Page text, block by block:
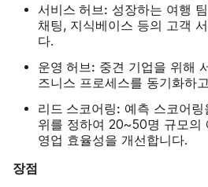
서비스 허브: 성장하는 여행
채팅, 지식베이스 등의 고객
다.
운영 허브: 중견 기업을 위해
즈니스 프로세스를 동기화하
리드 스코어링: 예측 스코어
위를 정하여 20~50명 규모의
영업 효율성을 개선합니다.
장점